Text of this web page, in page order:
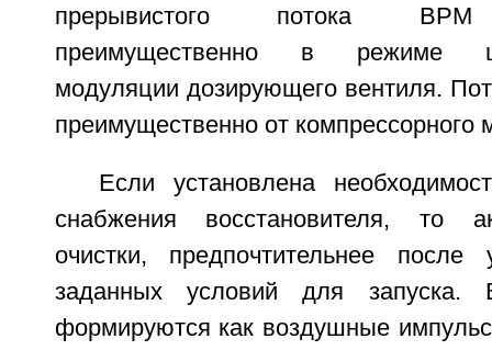
прерывистого потока ВРМ
преимущественно в режиме
модуляции дозирующего вентиля.
преимущественно от компрессорного
Если установлена
снабжения восстановителя, то
очистки, предпочтительнее после
заданных условий для запуска.
формируются как воздушные